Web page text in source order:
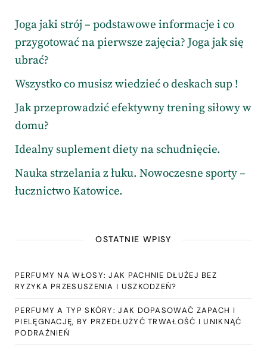
Joga jaki strój – podstawowe informacje i co
przygotować na pierwsze zajęcia? Joga jak się
ubrać?
Wszystko co musisz wiedzieć o deskach sup !
Jak przeprowadzić efektywny trening siłowy w
domu?
Idealny suplement diety na schudnięcie.
Nauka strzelania z łuku. Nowoczesne sporty –
łucznictwo Katowice.
OSTATNIE WPISY
PERFUMY NA WŁOSY: JAK PACHNIE DŁUŻEJ BEZ
RYZYKA PRZESUSZENIA I USZKODZEŃ?
PERFUMY A TYP SKÓRY: JAK DOPASOWAĆ ZAPACH I
PIELĘGNACJĘ, BY PRZEDŁUŻYĆ TRWAŁOŚĆ I UNIKNĄĆ
PODRAŻNIEŃ